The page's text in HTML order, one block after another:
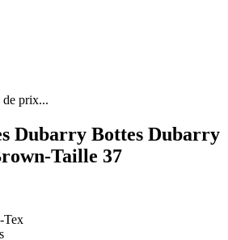
de prix...
Dubarry Bottes Dubarry
Taille 37
Tex